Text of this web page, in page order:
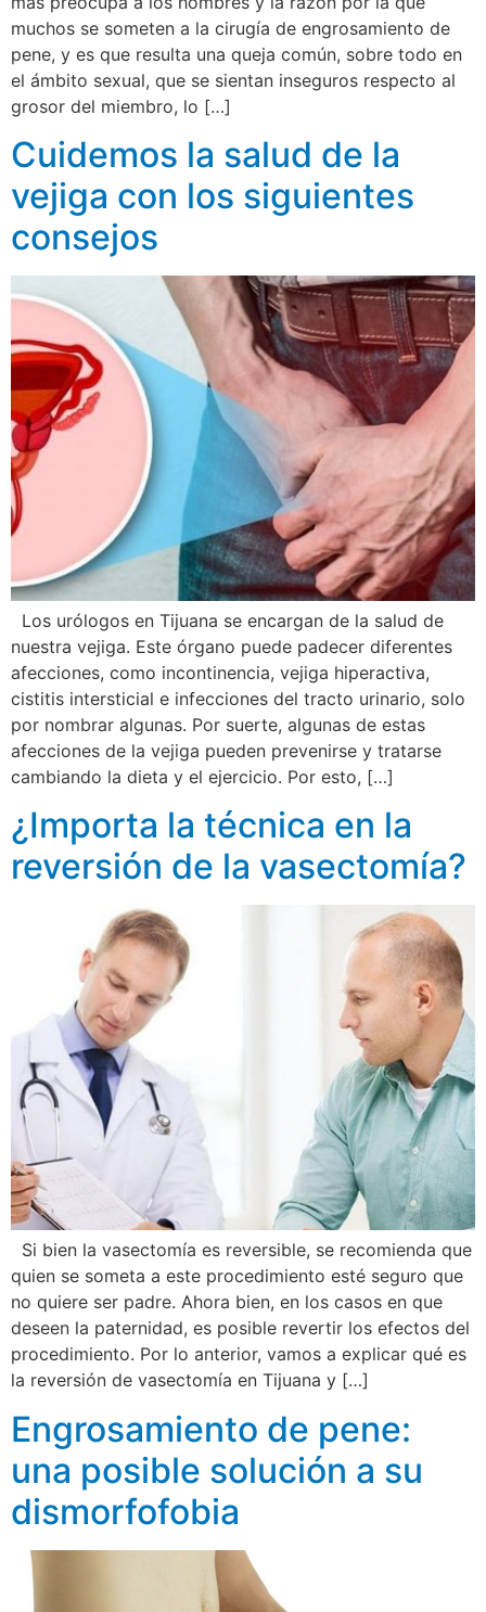
muchos se someten a la cirugía de engrosamiento de
pene, y es que resulta una queja común, sobre todo en
el ámbito sexual, que se sientan inseguros respecto al
grosor del miembro, lo […]
Cuidemos la salud de la
vejiga con los siguientes
consejos
Los urólogos en Tijuana se encargan de la salud de
nuestra vejiga. Este órgano puede padecer diferentes
afecciones, como incontinencia, vejiga hiperactiva,
cistitis intersticial e infecciones del tracto urinario, solo
por nombrar algunas. Por suerte, algunas de estas
afecciones de la vejiga pueden prevenirse y tratarse
cambiando la dieta y el ejercicio. Por esto, […]
¿Importa la técnica en la
reversión de la vasectomía?
Si bien la vasectomía es reversible, se recomienda que
quien se someta a este procedimiento esté seguro que
no quiere ser padre. Ahora bien, en los casos en que
deseen la paternidad, es posible revertir los efectos del
procedimiento. Por lo anterior, vamos a explicar qué es
la reversión de vasectomía en Tijuana y […]
Engrosamiento de pene:
una posible solución a su
dismorfofobia